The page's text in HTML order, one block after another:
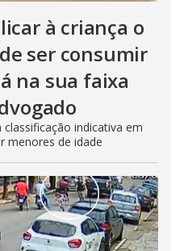
à criança o
ser consumir
na sua faixa
indicativa em
menores de idade